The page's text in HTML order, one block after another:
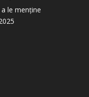
le menține